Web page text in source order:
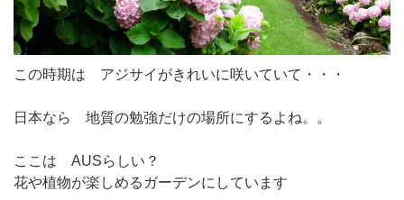
この時期は アジサイがきれいに咲いていて・・・
日本なら 地質の勉強だけの場所にするよね。。
ここは AUSらしい？
花や植物が楽しめるガーデンにしています